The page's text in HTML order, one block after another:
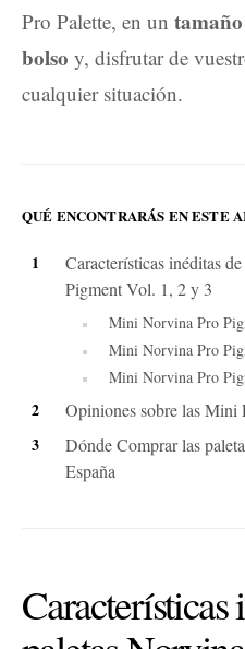
Pro Palette, en un
bolso y, disfrutar de
cualquier situación.
QUÉ ENCONTRARÁS EN ESTE
Características inéditas
Pigment Vol. 1, 2 y 3
Mini Norvina Pro
Mini Norvina Pro
Mini Norvina Pro
Opiniones sobre las Mini
Dónde Comprar las
España
Características